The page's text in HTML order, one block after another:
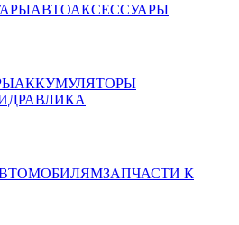
АВТОАКСЕССУАРЫ
АККУМУЛЯТОРЫ
ЗАПЧАСТИ К